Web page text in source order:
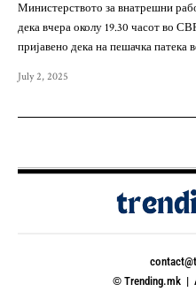
Министерството за внатрешни
дека вчера околу 19.30 часот во
пријавено дека на пешачка патека
July 2, 2025
© Trending.mk |